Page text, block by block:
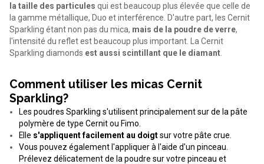
la taille des particules qui est beaucoup plus élevée que celle de
la gamme métallique, Duo et interférence. D'autre part, les Cernit
Sparkling étant non pas du mica, mais de la poudre de verre,
l'intensité du reflet est beaucoup plus important. La Cernit
Sparkling diamonds est aussi scintillant que le diamant.
Comment utiliser les micas Cernit
Sparkling?
Les poudres Sparkling s'utilisent principalement sur de la pâte
polymère de type Cernit ou Fimo.
Elle s'appliquent facilement au doigtsur votre pâte crue.
Vous pouvez également l'appliquer à l'aide d'un pinceau.
Prélevez délicatement de la poudre sur votre pinceau et